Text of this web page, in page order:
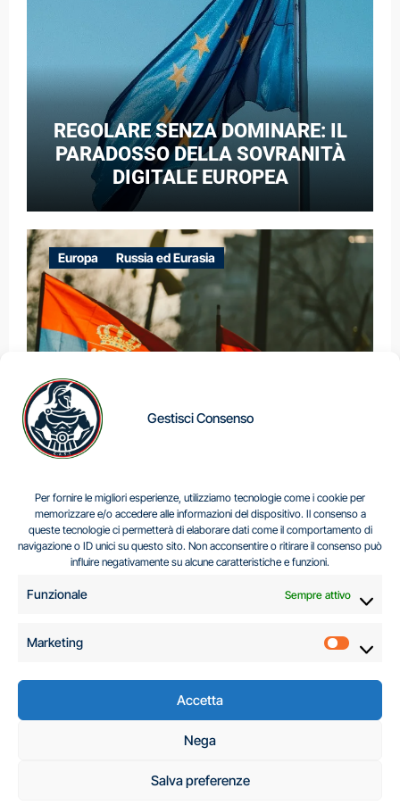
Gestisci Consenso
Per fornire le migliori esperienze, utilizziamo tecnologie come i cookie per
memorizzare e/o accedere alle informazioni del dispositivo. Il consenso a
queste tecnologie ci permetterà di elaborare dati come il comportamento di
navigazione o ID unici su questo sito. Non acconsentire o ritirare il consenso può
influire negativamente su alcune caratteristiche e funzioni.
Funzionale Sempre attivo
Marketing
Accetta
Nega
Salva preferenze
REGOLARE SENZA DOMINARE: IL
PARADOSSO DELLA SOVRANITÀ
DIGITALE EUROPEA
Europa Russia ed Eurasia
Centro Analisi e Studi Italus © Tutti i diritti riservati
C.A.S.I. – Centro
Analisi e Studi Italus